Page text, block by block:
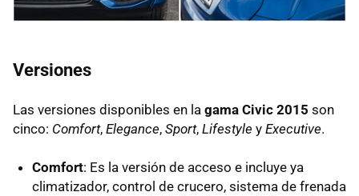
Versiones
Las versiones disponibles en la gama Civic 2015 son
cinco: Comfort, Elegance, Sport, Lifestyle y Executive.
Comfort: Es la versión de acceso e incluye ya
climatizador, control de crucero, sistema de frenada